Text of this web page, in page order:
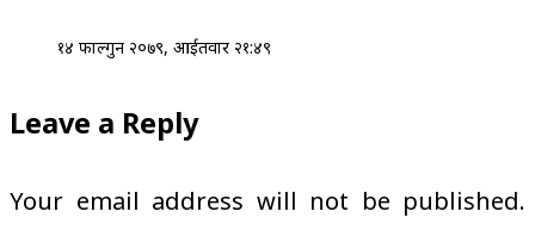
१४ फाल्गुन २०७९, आईतवार २१:४९
Leave a Reply
Your email address will not be published.